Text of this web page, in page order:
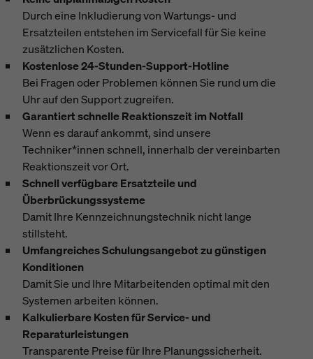
Durch eine Inkludierung von Wartungs- und
Ersatzteilen entstehen im Servicefall für Sie keine
zusätzlichen Kosten.
Kostenlose 24-Stunden-Support-Hotline
Bei Fragen oder Problemen können Sie rund um die
Uhr auf den Support zugreifen.
Garantiert schnelle Reaktionszeit im Notfall
Wenn es darauf ankommt, sind unsere
Techniker*innen schnell, innerhalb der vereinbarten
Reaktionszeit vor Ort.
Schnell verfügbare Ersatzteile und
Überbrückungssysteme
Damit Ihre Kennzeichnungstechnik nicht lange
stillsteht.
Umfangreiches Schulungsangebot zu günstigen
Konditionen
Damit Sie und Ihre Mitarbeitenden optimal mit den
Systemen arbeiten können.
Kalkulierbare Kosten für Service- und
Reparaturleistungen
Transparente Preise für Ihre Planungssicherheit.